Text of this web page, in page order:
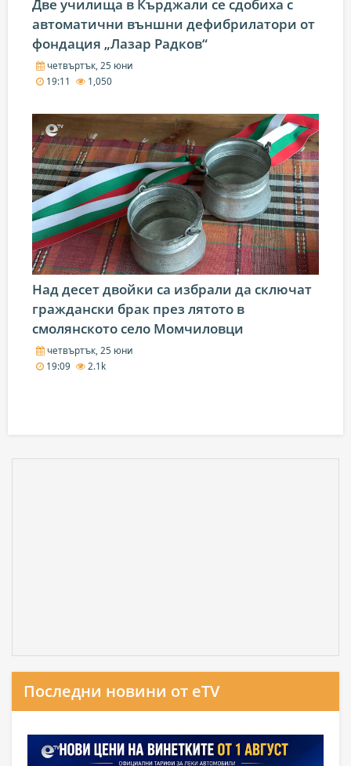
Две училища в Кърджали се сдобиха с
автоматични външни дефибрилатори от
фондация „Лазар Радков“
четвъртък, 25 юни
19:11
1,050
Над десет двойки са избрали да сключат
граждански брак през лятото в
смолянското село Момчиловци
четвъртък, 25 юни
19:09
2.1k
Последни новини от eTV